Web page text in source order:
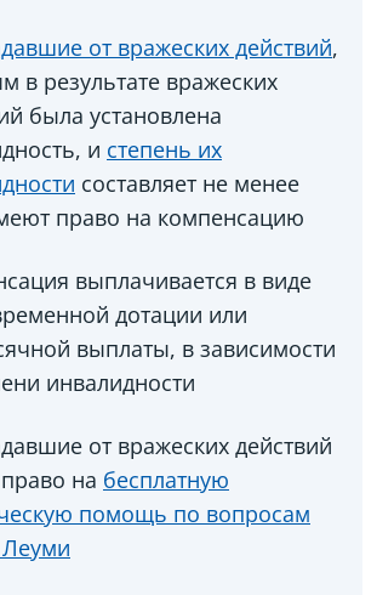
от вражеских действий,
в результате вражеских
была установлена
и степень их
составляет не менее
право на компенсацию
выплачивается в виде
дотации или
выплаты, в зависимости
инвалидности
от вражеских действий
на бесплатную
помощь по вопросам
Леуми